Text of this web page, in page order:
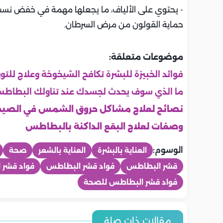
- يحتوي على الألياف، ما يجعلها مهمة في خفض
حماية القولون من مرض السرطان.
موضوعات متعلقة:
فوائد الخبيزة للبشرة تكافح الشيخوخة وعلاج
ما الذي سوف يحدث لجسدك عند تناولك
نصائح لعلاج مشاكل حروق الشمس في
وصفات لعلاج البقع الداكنة بالبطاطس
الوسوم: العناية بالبشرة العناية بالشعر صحة
قشر البطاطس
فواد قشر البطاطس فواد
فواد قشر البطاطس للصحة
7 معلومات مهمة عن فيروس
صحة